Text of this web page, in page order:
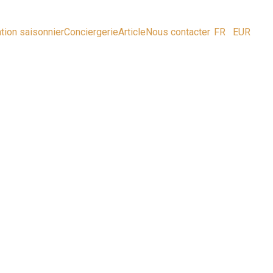
saisonnierConciergerieArticle Nous contacter FR EUR